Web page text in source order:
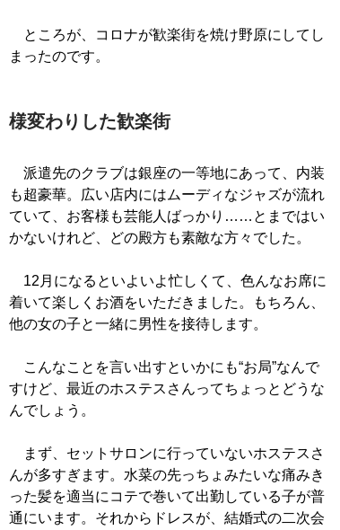
ところが、コロナが歓楽街を焼け野原にしてし
まったのです。
様変わりした歓楽街
派遣先のクラブは銀座の一等地にあって、内装
も超豪華。広い店内にはムーディなジャズが流れ
ていて、お客様も芸能人ばっかり……とまではい
かないけれど、どの殿方も素敵な方々でした。
12月になるといよいよ忙しくて、色んなお席に
着いて楽しくお酒をいただきました。もちろん、
他の女の子と一緒に男性を接待します。
こんなことを言い出すといかにも“お局”なんで
すけど、最近のホステスさんってちょっとどうな
んでしょう。
まず、セットサロンに行っていないホステスさ
んが多すぎます。水菜の先っちょみたいな痛みき
った髪を適当にコテで巻いて出勤している子が普
通にいます。それからドレスが、結婚式の二次会